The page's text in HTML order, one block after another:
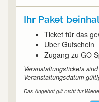
Ihr Paket
Ticket für das
Uber Gutschein
Zugang zu GO
Veranstaltungstickets
Veranstaltungsdatum
Das Angebot gilt nicht für